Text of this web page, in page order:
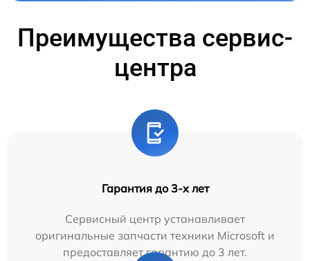
Преимущества сервис-
центра
Гарантия до 3-х лет
Сервисный центр устанавливает
оригинальные запчасти техники Microsoft и
предоставляет гарантию до 3 лет.